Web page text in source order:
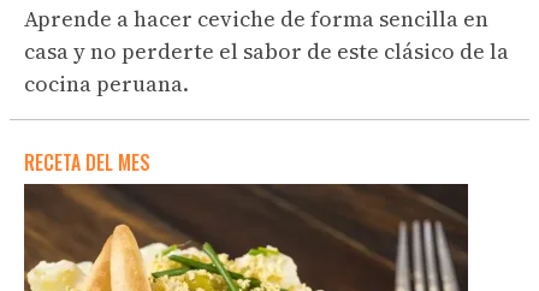
Aprende a hacer ceviche de forma sencilla en
casa y no perderte el sabor de este clásico de la
cocina peruana.
RECETA DEL MES